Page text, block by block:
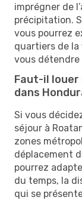
imprégner de
précipitation.
vous pourrez
quartiers de la
vous détendre
Faut-il louer
dans
Si vous
séjour à
zones
déplacement
pourrez
du temps, la
qui se